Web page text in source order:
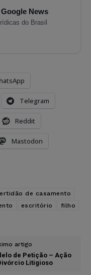
News
do Brasil
Telegram
Reddit
Mastodon
de casamento
escritório
filho
artigo
de Petição – Ação
Litigioso